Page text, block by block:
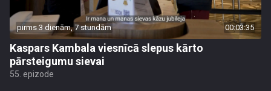
pirms 3 dienām, 7 stundām 00:03:35
Kaspars Kambala viesnīcā slepus kārto
pārsteigumu sievai
55. epizode